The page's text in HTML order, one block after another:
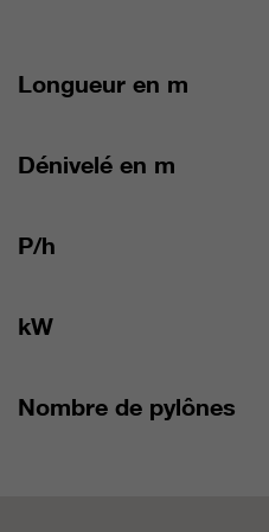
Longueur en m
Dénivelé en m
P/h
kW
Nombre de pylônes